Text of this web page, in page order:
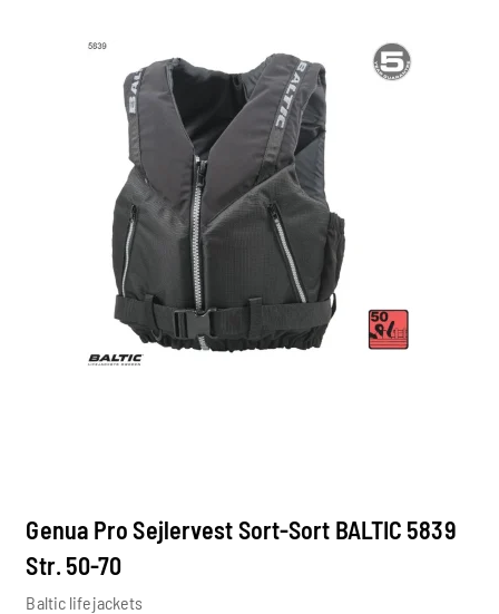
Genua Pro Sejlervest Sort-Sort BALTIC 5839
Str. 50-70
Baltic lifejackets